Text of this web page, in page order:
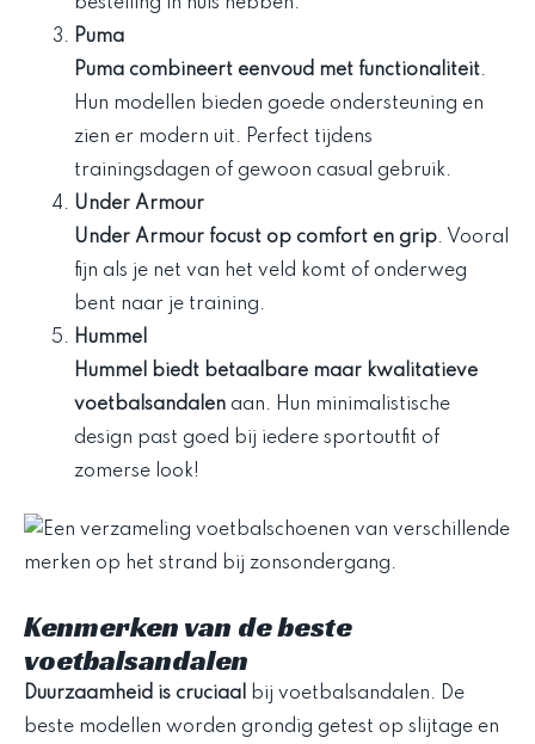
Puma
Puma combineert eenvoud met functionaliteit.
Hun modellen bieden goede ondersteuning en
zien er modern uit. Perfect tijdens
trainingsdagen of gewoon casual gebruik.
Under Armour
Under Armour focust op comfort en grip. Vooral
fijn als je net van het veld komt of onderweg
bent naar je training.
Hummel
Hummel biedt betaalbare maar kwalitatieve
voetbalsandalen aan. Hun minimalistische
design past goed bij iedere sportoutfit of
zomerse look!
Kenmerken van de beste
voetbalsandalen
Duurzaamheid is cruciaal
bij voetbalsandalen. De
beste modellen worden grondig getest op slijtage en